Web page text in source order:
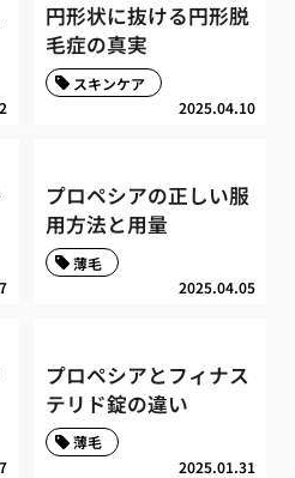
円形状に抜ける円形脱
毛症の真実
2025.04.10
スキンケア
プロペシアの正しい服
用方法と用量
2025.04.05
薄毛
プロペシアとフィナス
テリド錠の違い
2025.01.31
薄毛